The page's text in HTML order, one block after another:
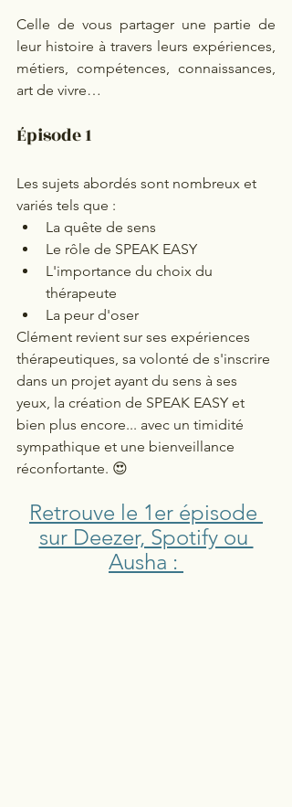
Celle de vous partager une partie de
leur histoire à travers leurs expériences,
métiers, compétences, connaissances,
art de vivre…
Épisode 1
Les sujets abordés sont nombreux et
variés tels que :
La quête de sens
Le rôle de SPEAK EASY
L'importance du choix du
thérapeute
La peur d'oser
Clément revient sur ses expériences
thérapeutiques, sa volonté de s'inscrire
dans un projet ayant du sens à ses
yeux, la création de SPEAK EASY et
bien plus encore... avec un timidité
sympathique et une bienveillance
réconfortante. 😍
Retrouve le 1er épisode
sur Deezer, Spotify ou
Ausha :